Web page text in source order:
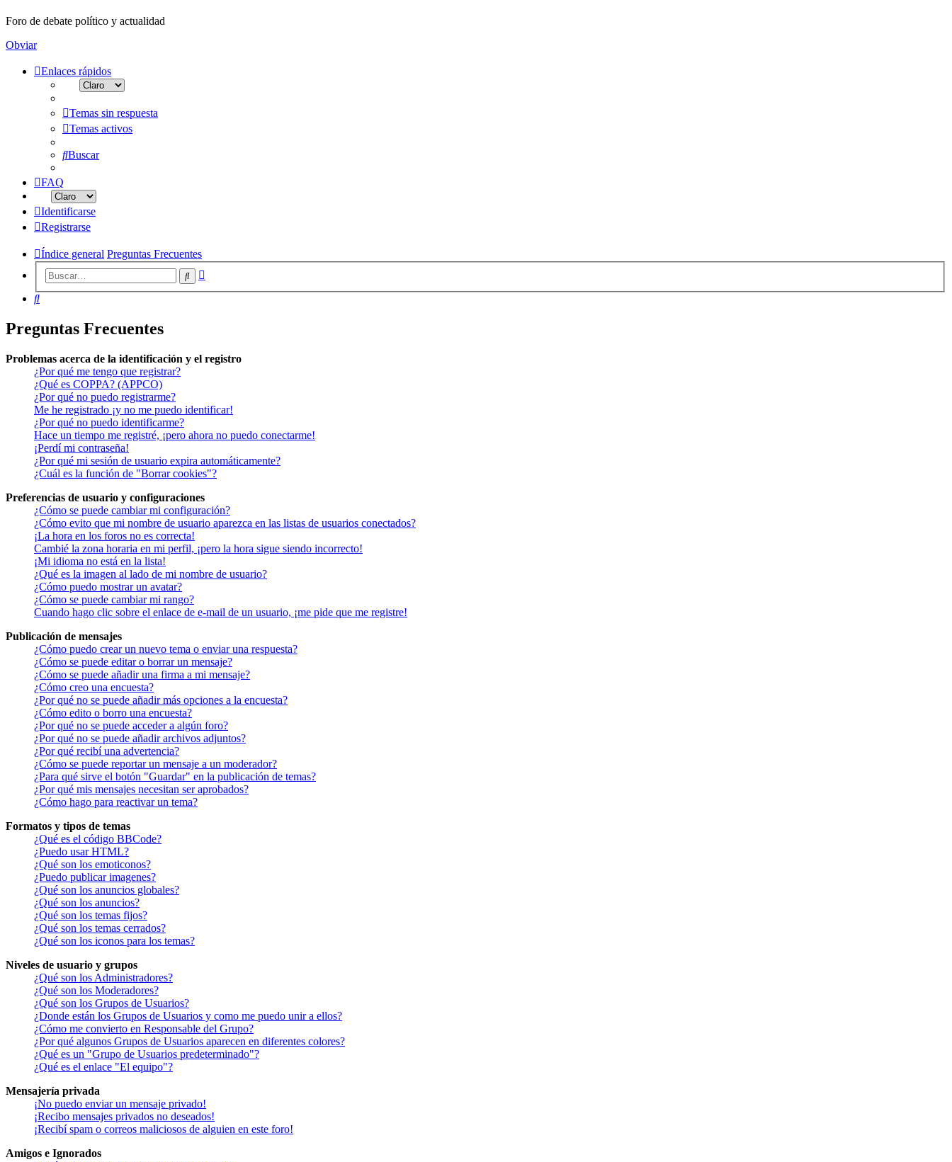
Foro de debate político y actualidad
Obviar
Enlaces rápidos
Temas sin respuesta
Temas activos
Buscar
FAQ
Identificarse
Registrarse
Índice general Preguntas Frecuentes
Buscar
Buscar
Preguntas Frecuentes
Problemas acerca de la identificación y el registro
¿Por qué me tengo que registrar?
¿Qué es COPPA? (APPCO)
¿Por qué no puedo registrarme?
Me he registrado ¡y no me puedo identificar!
¿Por qué no puedo identificarme?
Hace un tiempo me registré, ¡pero ahora no puedo conectarme!
¡Perdí mi contraseña!
¿Por qué mi sesión de usuario expira automáticamente?
¿Cuál es la función de "Borrar cookies"?
Preferencias de usuario y configuraciones
¿Cómo se puede cambiar mi configuración?
¿Cómo evito que mi nombre de usuario aparezca en las listas de usuarios conectados?
¡La hora en los foros no es correcta!
Cambié la zona horaria en mi perfil, ¡pero la hora sigue siendo incorrecto!
¡Mi idioma no está en la lista!
¿Qué es la imagen al lado de mi nombre de usuario?
¿Cómo puedo mostrar un avatar?
¿Cómo se puede cambiar mi rango?
Cuando hago clic sobre el enlace de e-mail de un usuario, ¡me pide que me registre!
Publicación de mensajes
¿Cómo puedo crear un nuevo tema o enviar una respuesta?
¿Cómo se puede editar o borrar un mensaje?
¿Cómo se puede añadir una firma a mi mensaje?
¿Cómo creo una encuesta?
¿Por qué no se puede añadir más opciones a la encuesta?
¿Cómo edito o borro una encuesta?
¿Por qué no se puede acceder a algún foro?
¿Por qué no se puede añadir archivos adjuntos?
¿Por qué recibí una advertencia?
¿Cómo se puede reportar un mensaje a un moderador?
¿Para qué sirve el botón "Guardar" en la publicación de temas?
¿Por qué mis mensajes necesitan ser aprobados?
¿Cómo hago para reactivar un tema?
Formatos y tipos de temas
¿Qué es el código BBCode?
¿Puedo usar HTML?
¿Qué son los emoticonos?
¿Puedo publicar imagenes?
¿Qué son los anuncios globales?
¿Qué son los anuncios?
¿Qué son los temas fijos?
¿Qué son los temas cerrados?
¿Qué son los iconos para los temas?
Niveles de usuario y grupos
¿Qué son los Administradores?
¿Qué son los Moderadores?
¿Qué son los Grupos de Usuarios?
¿Donde están los Grupos de Usuarios y como me puedo unir a ellos?
¿Cómo me convierto en Responsable del Grupo?
¿Por qué algunos Grupos de Usuarios aparecen en diferentes colores?
¿Qué es un "Grupo de Usuarios predeterminado"?
¿Qué es el enlace "El equipo"?
Mensajería privada
¡No puedo enviar un mensaje privado!
¡Recibo mensajes privados no deseados!
¡Recibí spam o correos maliciosos de alguien en este foro!
Amigos e Ignorados